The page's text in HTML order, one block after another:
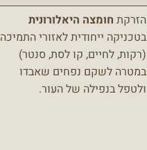
הזרקת חומצה היאלורונית
בטכניקה ייחודית לאזורי התמיכה
(רקות, לחיים, קו לסת, סנטר)
במטרה לשקם נפחים שאבדו
ולטפל בנפילה של העור.